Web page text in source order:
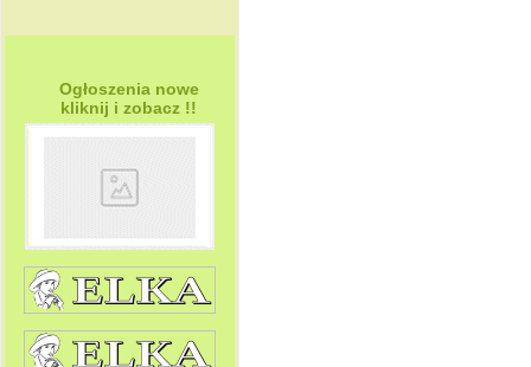
Ogłoszenia nowe
kliknij i zobacz !!